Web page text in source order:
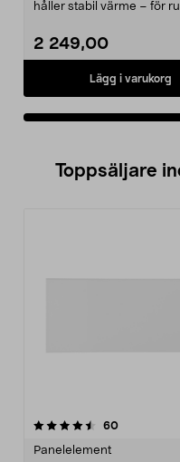
håller stabil värme – för
2 249,00
Lägg i varukorg
Toppsäljare
60recensioner
Panelelement
4.0 av 5 stjärnor